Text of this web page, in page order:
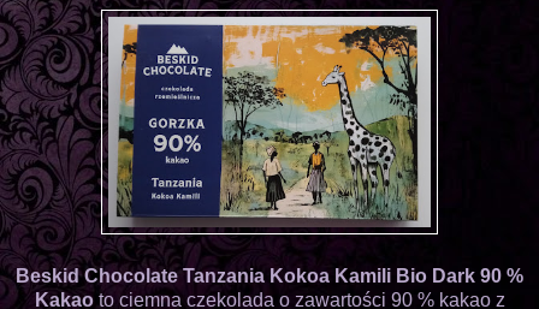
Beskid ChocolateTanzania Kokoa Kamili Bio Dark 90 %
Kakao to ciemna czekolada o zawartości 90 % kakao z